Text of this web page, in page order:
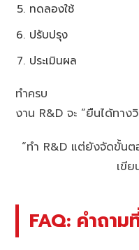
ทดลองใช้
ปรับปรุง
ประเมินผล
ทำครบ
งาน R&D จะ “ยืนได้ทาง
“ทำ R&D แต่ยังจัดขั้นต
เขีย
FAQ: คำถา